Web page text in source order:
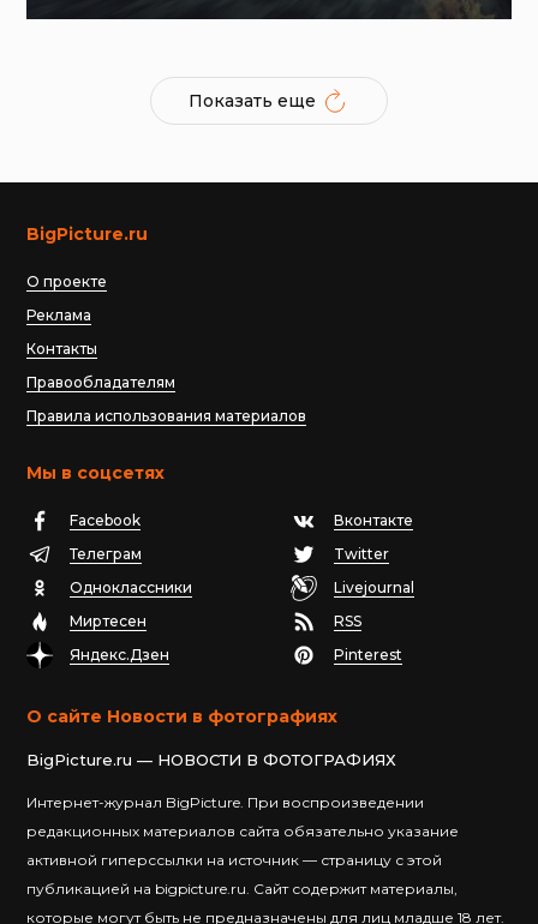
Показать еще
BigPicture.ru
О проекте
Реклама
Контакты
Правообладателям
Правила использования материалов
Мы в соцсетях
Facebook
Вконтакте
Телеграм
Twitter
Одноклассники
Livejournal
Миртесен
RSS
Яндекс.Дзен
Pinterest
О сайте Новости в фотографиях
BigPicture.ru — НОВОСТИ В ФОТОГРАФИЯХ
Интернет-журнал BigPicture. При воспроизведении
редакционных материалов сайта обязательно указание
активной гиперссылки на источник — страницу с этой
публикацией на bigpicture.ru. Сайт содержит материалы,
которые могут быть не предназначены для лиц младше 18 лет.